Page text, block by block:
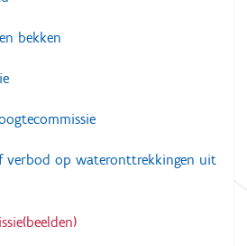
bekken
verbod op wateronttrekkingen uit